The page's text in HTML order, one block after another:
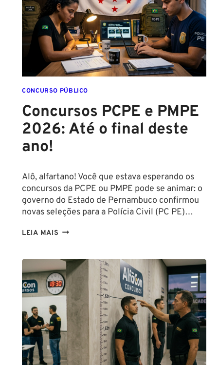
CONCURSO PÚBLICO
Concursos PCPE e PMPE
2026: Até o final deste
ano!
Alô, alfartano! Você que estava esperando os
concursos da PCPE ou PMPE pode se animar: o
governo do Estado de Pernambuco confirmou
novas seleções para a Polícia Civil (PC PE)…
LEIA MAIS CONCURSOS
PMPE
2026:
ATÉ
FINAL
DESTE
ANO!